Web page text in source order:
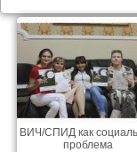
ВИЧ/СПИД как
проблема